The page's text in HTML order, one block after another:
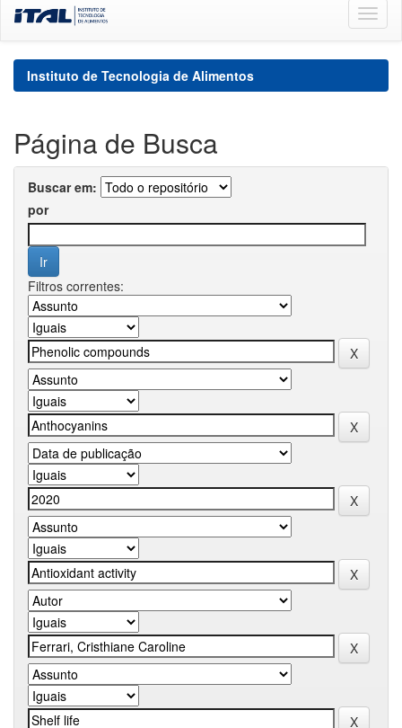
navigation
Instituto de Tecnologia de Alimentos
Página de Busca
Buscar em:
por
Filtros correntes: